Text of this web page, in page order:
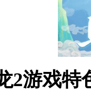
2游戏特